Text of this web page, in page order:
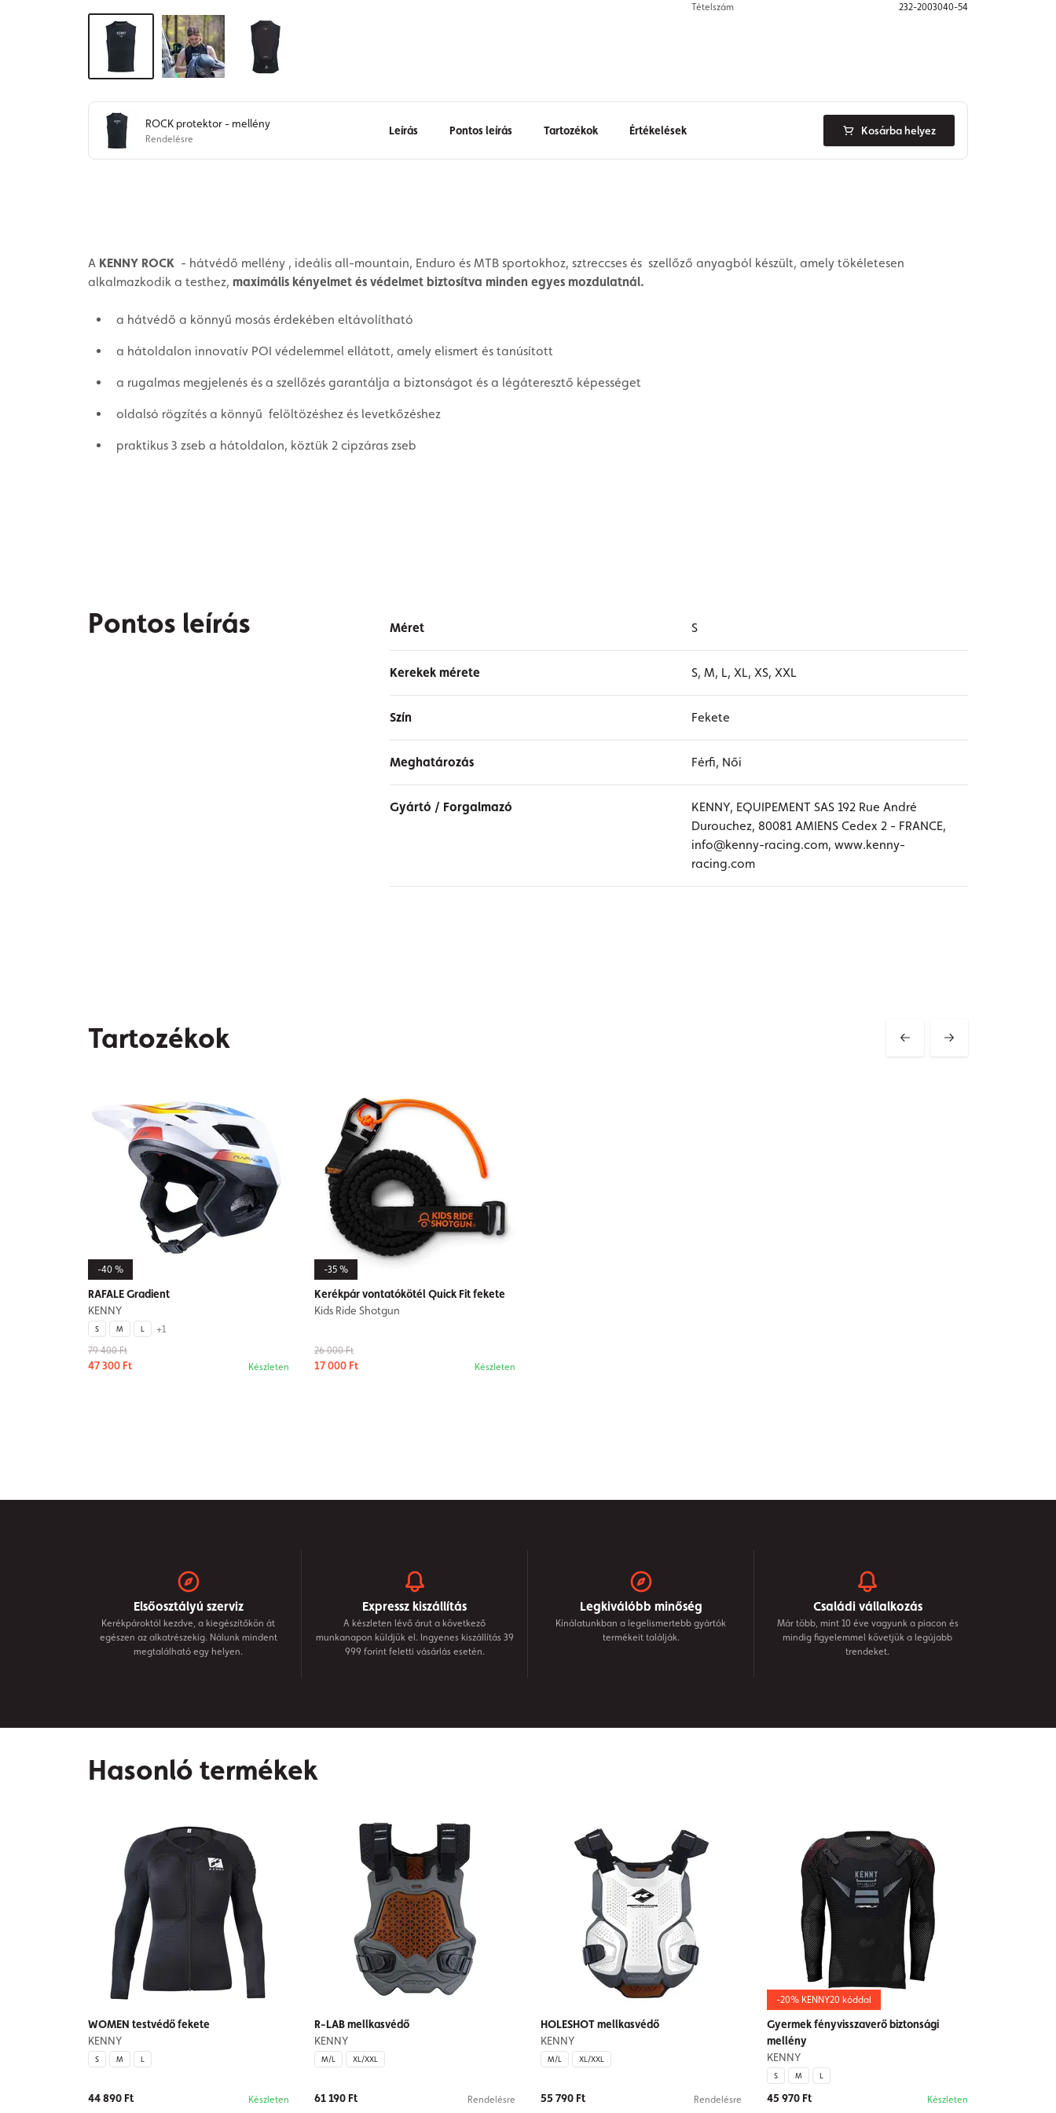
Tételszám 232-2003040-54
ROCK protektor - mellény
Rendelésre
Leírás Pontos leírás Tartozékok Értékelések Kosárba helyez
A KENNY ROCK - hátvédő mellény , ideális all-mountain, Enduro és MTB sportokhoz, sztreccses és szellőző anyagból készült, amely tökéletesen
alkalmazkodik a testhez, maximális kényelmet és védelmet biztosítva minden egyes mozdulatnál.
a hátvédő a könnyű mosás érdekében eltávolítható
a hátoldalon innovatív POI védelemmel ellátott, amely elismert és tanúsított
a rugalmas megjelenés és a szellőzés garantálja a biztonságot és a légáteresztő képességet
oldalsó rögzítés a könnyű felöltözéshez és levetkőzéshez
praktikus 3 zseb a hátoldalon, köztük 2 cipzáras zseb
Pontos leírás Méret S
Kerekek mérete S, M, L, XL, XS, XXL
Szín Fekete
Meghatározás Férfi, Női
Gyártó / Forgalmazó
KENNY, EQUIPEMENT SAS 192 Rue André
Durouchez, 80081 AMIENS Cedex 2 - FRANCE,
info@kenny-racing.com, www.kenny-
racing.com
Tartozékok
-40 %
RAFALE Gradient
KENNY
S M L
+1
79 400 Ft
47 300 Ft Készleten
-35 %
Kerékpár vontatókötél Quick Fit fekete
Kids Ride Shotgun
26 000 Ft
17 000 Ft Készleten
Elsőosztályú szerviz
Kerékpároktól kezdve, a kiegészítőkön át
egészen az alkatrészekig. Nálunk mindent
megtalálható egy helyen.
Expressz kiszállítás
A készleten lévő árut a következő
munkanapon küldjük el. Ingyenes kiszállítás 39
999 forint feletti vásárlás esetén.
Legkiválóbb minőség
Kínálatunkban a legelismertebb gyártók
termékeit találják.
Családi vállalkozás
Már több, mint 10 éve vagyunk a piacon és
mindig figyelemmel követjük a legújabb
trendeket.
Hasonló termékek
WOMEN testvédő fekete
KENNY
S M L
44 890 Ft Készleten
R-LAB mellkasvédő
KENNY
M/L XL/XXL
61 190 Ft Rendelésre
HOLESHOT mellkasvédő
KENNY
M/L XL/XXL
55 790 Ft Rendelésre
-20% KENNY20 kóddal
Gyermek fényvisszaverő biztonsági
mellény
KENNY
S M L
45 970 Ft Készleten